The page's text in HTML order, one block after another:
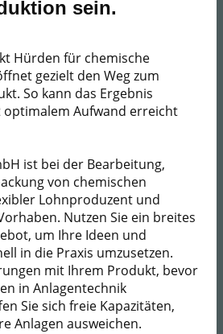
sein.
Hürden für chemische
gezielt den Weg zum
So kann das Ergebnis
optimalem Aufwand erreicht
ist bei der ​Bearbeitung,
von chemischen
Lohnproduzent und
Nutzen Sie ein breites
um Ihre Ideen und
in die Praxis umzusetzen.
mit Ihrem Produkt, bevor
in Anlagentechnik
Sie sich freie Kapazitäten,
Anlagen ausweichen.